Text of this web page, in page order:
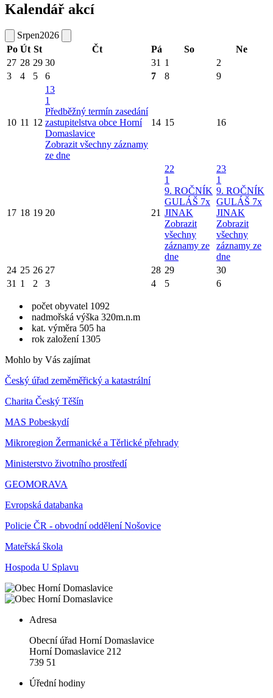
Kalendář akcí
Srpen2026
Po Út St Čt Pá So
Ne
27 28 29 30 31 1
2
3
4 5 6 7 8 9
10 11 12
13
1
Předběžný termín zasedání
zastupitelstva obce Horní
Domaslavice
Zobrazit všechny záznamy
ze dne
14 15 16
17 18 19 20 21
22
1
9. ROČNÍK
GULÁŠ 7x
JINAK
Zobrazit
všechny
záznamy ze
dne
23
1
9. ROČNÍK
GULÁŠ 7x
JINAK
Zobrazit
všechny
záznamy ze
dne
24 25 26 27 28 29
30
31 1 2 3 4 5 6
počet obyvatel 1092
nadmořská výška 320m.n.m
kat. výměra 505 ha
rok založení 1305
Mohlo by Vás zajímat
Český úřad zeměměřický a katastrální
Charita Český Těšín
MAS Pobeskydí
Mikroregion Žermanické a Těrlické přehrady
Ministerstvo životního prostředí
GEOMORAVA
Evropská databanka
Policie ČR - obvodní oddělení Nošovice
Mateřská škola
Hospoda U Splavu
Adresa
Obecní úřad Horní Domaslavice
Horní Domaslavice 212
739 51
Úřední hodiny